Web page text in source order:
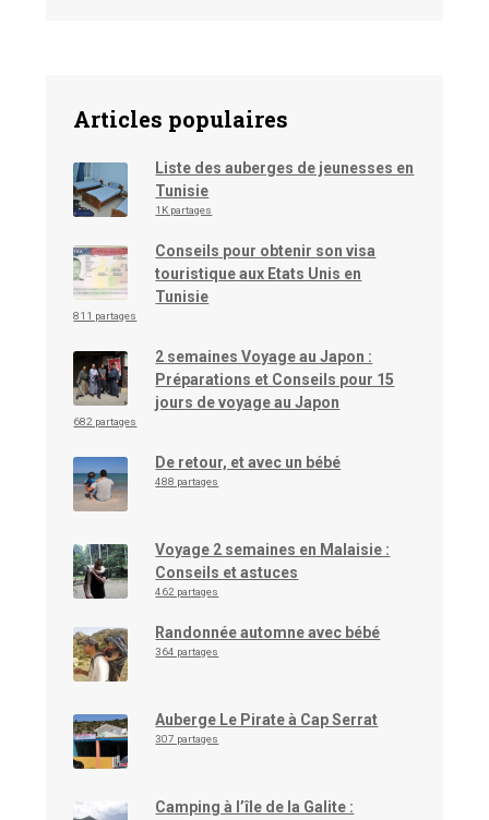
Articles populaires
Liste des auberges de jeunesses en
Tunisie
1K partages
Conseils pour obtenir son visa
touristique aux Etats Unis en
Tunisie
811 partages
2 semaines Voyage au Japon :
Préparations et Conseils pour 15
jours de voyage au Japon
682 partages
De retour, et avec un bébé
488 partages
Voyage 2 semaines en Malaisie :
Conseils et astuces
462 partages
Randonnée automne avec bébé
364 partages
Auberge Le Pirate à Cap Serrat
307 partages
Camping à l’île de la Galite :